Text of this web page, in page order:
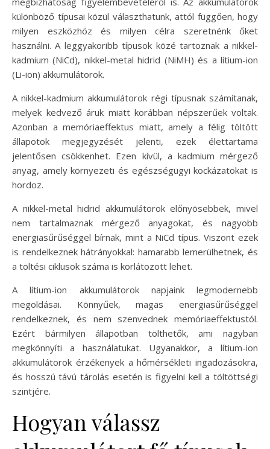
különböző típusai közül választhatunk, attól függően, hogy
milyen eszközhöz és milyen célra szeretnénk őket
használni. A leggyakoribb típusok közé tartoznak a nikkel-
kadmium (NiCd), nikkel-metal hidrid (NiMH) és a lítium-ion
(Li-ion) akkumulátorok.
A nikkel-kadmium akkumulátorok régi típusnak számítanak,
melyek kedvező áruk miatt korábban népszerűek voltak.
Azonban a memóriaeffektus miatt, amely a félig töltött
állapotok megjegyzését jelenti, ezek élettartama
jelentősen csökkenhet. Ezen kívül, a kadmium mérgező
anyag, amely környezeti és egészségügyi kockázatokat is
hordoz.
A nikkel-metal hidrid akkumulátorok előnyösebbek, mivel
nem tartalmaznak mérgező anyagokat, és nagyobb
energiasűrűséggel bírnak, mint a NiCd típus. Viszont ezek
is rendelkeznek hátrányokkal: hamarabb lemerülhetnek, és
a töltési ciklusok száma is korlátozott lehet.
A lítium-ion akkumulátorok napjaink legmodernebb
megoldásai. Könnyűek, magas energiasűrűséggel
rendelkeznek, és nem szenvednek memóriaeffektustól.
Ezért bármilyen állapotban tölthetők, ami nagyban
megkönnyíti a használatukat. Ugyanakkor, a lítium-ion
akkumulátorok érzékenyek a hőmérsékleti ingadozásokra,
és hosszú távú tárolás esetén is figyelni kell a töltöttségi
szintjére.
Hogyan válassz